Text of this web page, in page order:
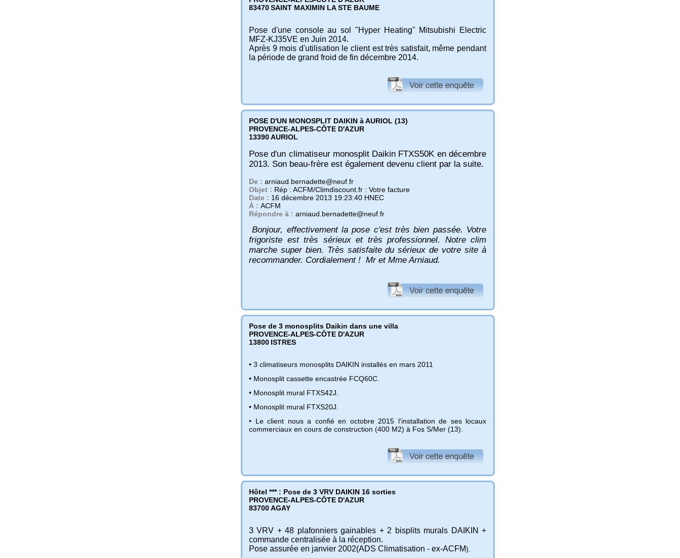
83470SAINT MAXIMIN LA STE BAUME
Pose d'une console au sol "Hyper Heating" Mitsubishi Electric
MFZ-KJ35VE en Juin 2014.
Après 9 mois d'utilisation le client est très satisfait, même pendant
la période de grand froid de fin décembre 2014.
POSE D'UN MONOSPLIT DAIKIN à AURIOL (13)
PROVENCE-ALPES-CÔTE D'AZUR
13390AURIOL
Pose d'un climatiseur monosplit Daikin FTXS50K en décembre
2013. Son beau-frère est également devenu client par la suite.
De : arniaud.bernadette@neuf.fr
Objet : Rép : ACFM/Climdiscount.fr : Votre facture
Date : 16 décembre 2013 19:23:40 HNEC
À : ACFM
Répondre à : arniaud.bernadette@neuf.fr
Bonjour, effectivement la pose c'est très bien passée. Votre
frigoriste est très sérieux et très professionnel. Notre clim
marche super bien. Très satisfaite du sérieux de votre site à
recommander. Cordialement ! Mr et Mme Arniaud.
Pose de 3 monosplits Daikin dans une villa
PROVENCE-ALPES-CÔTE D'AZUR
13800 ISTRES
• 3 climatiseurs monosplits DAIKIN installés en mars 2011
• Monosplit cassette encastrée FCQ60C.
• Monosplit mural FTXS42J.
• Monosplit mural FTXS20J.
• Le client nous a confié en octobre 2015 l'installation de ses locaux
commerciaux en cours de construction (400 M2) à Fos S/Mer (13).
Hôtel *** : Pose de 3 VRV DAIKIN 16 sorties
PROVENCE-ALPES-CÔTE D'AZUR
83700AGAY
3 VRV + 48 plafonniers gainables + 2 bisplits murals DAIKIN +
commande centralisée à la réception.
Pose assurée en janvier 2002(ADS Climatisation - ex-ACFM).